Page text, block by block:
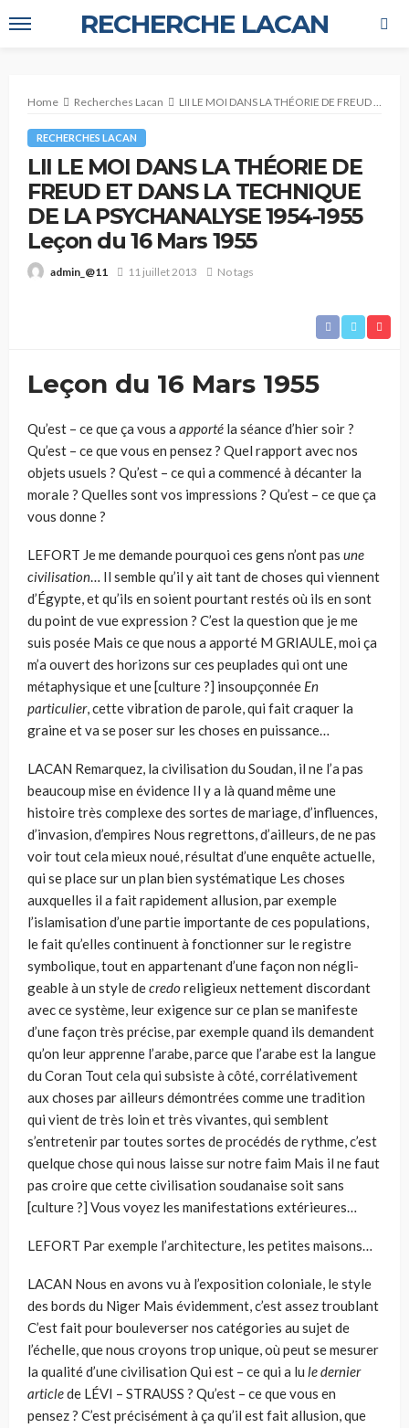
RECHERCHE LACAN
Home Recherches Lacan LII LE MOI DANS LA THÉORIE DE FREUD ET DANS LA TECHNIQUE DE LA PSYCHANALYSE 1954-1955 Leçon du 16 Mars 1955
RECHERCHES LACAN
LII LE MOI DANS LA THÉORIE DE
FREUD ET DANS LA TECHNIQUE
DE LA PSYCHANALYSE 1954-1955
Leçon du 16 Mars 1955
admin_@11 11 juillet 2013 No tags
Leçon du 16 Mars 1955
Qu’est – ce que ça vous a apporté la séance d’hier soir ?
Qu’est – ce que vous en pensez ? Quel rapport avec nos
objets usuels ? Qu’est – ce qui a commencé à décanter la
morale ? Quelles sont vos impressions ? Qu’est – ce que ça
vous donne ?
LEFORT Je me demande pourquoi ces gens n’ont pas une
civilisation… Il semble qu’il y ait tant de choses qui viennent
d’Égypte, et qu’ils en soient pour­tant restés où ils en sont
du point de vue expression ? C’est la question que je me
suis posée Mais ce que nous a apporté M GRIAULE, moi ça
m’a ouvert des horizons sur ces peuplades qui ont une
métaphysique et une [culture ?] insoupçonnée En
particulier, cette vibration de parole, qui fait craquer la
graine et va se poser sur les choses en puissance…
LACAN Remarquez, la civilisation du Soudan, il ne l’a pas
beaucoup mise en évidence Il y a là quand même une
histoire très complexe des sortes de mariage, d’influences,
d’invasion, d’empires Nous regrettons, d’ailleurs, de ne pas
voir tout cela mieux noué, résultat d’une enquête actuelle,
qui se place sur un plan bien systématique Les choses
auxquelles il a fait rapidement allusion, par exemple
l’islamisation d’une partie importante de ces populations,
le fait qu’elles continuent à fonc­tionner sur le registre
symbolique, tout en appartenant d’une façon non négli­
geable à un style decredo religieux nettement discordant
avec ce système, leur exigence sur ce plan se manifeste
d’une façon très précise, par exemple quand ils demandent
qu’on leur apprenne l’arabe, parce que l’arabe est la langue
du Coran Tout cela qui subsiste à côté, corrélativement
aux choses par ailleurs démontrées comme une tradition
qui vient de très loin et très vivantes, qui semblent
s’entretenir par toutes sortes de procédés de rythme, c’est
quelque chose qui nous laisse sur notre faim Mais il ne faut
pas croire que cette civilisation soudanaise soit sans
[culture ?] Vous voyez les manifestations extérieures…
LEFORT Parexemple l’architecture, les petites maisons…
LACAN Nous en avons vu à l’exposition coloniale, le style
des bords du Niger Mais évidemment, c’est assez troublant
C’est fait pour bouleverser nos catégories au sujet de
l’échelle, que nous croyons trop unique, où peut se mesu­rer
la qualité d’une civilisation Qui est – ce qui a lu le dernier
articlede LÉVI – STRAUSS ? Qu’est – ce que vous en
pensez ? C’est précisément à ça qu’il est fait allusion, que